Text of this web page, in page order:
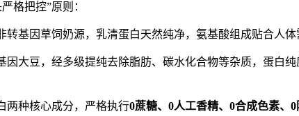
格把控”原则：
转基因草饲奶源，乳清蛋白天然纯净，氨基酸组成贴合人
因大豆，经多级提纯去除脂肪、碳水化合物等杂质，蛋白
两种核心成分，严格执行0蔗糖、 0人工香精、 0合成色素、 0